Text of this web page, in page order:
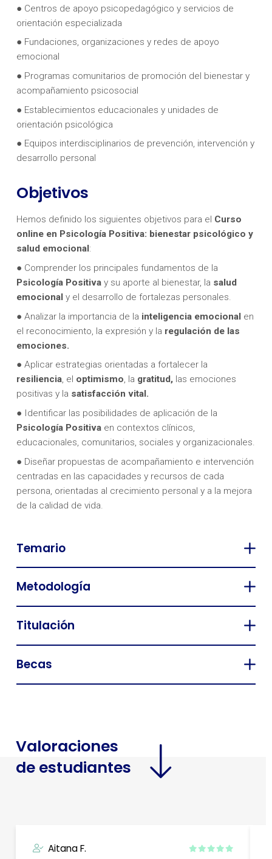
● Centros de apoyo psicopedagógico y servicios de
orientación especializada
● Fundaciones, organizaciones y redes de apoyo
emocional
● Programas comunitarios de promoción del bienestar y
acompañamiento psicosocial
● Establecimientos educacionales y unidades de
orientación psicológica
● Equipos interdisciplinarios de prevención, intervención y
desarrollo personal
Objetivos
Hemos definido los siguientes objetivos para el Curso
online en Psicología Positiva: bienestar psicológico y
salud emocional:
● Comprender los principales fundamentos de la
Psicología Positiva y su aporte al bienestar, la salud
emocional y el desarrollo de fortalezas personales.
● Analizar la importancia de la inteligencia emocional en
el reconocimiento, la expresión y la regulación de las
emociones.
● Aplicar estrategias orientadas a fortalecer la
resiliencia, el optimismo, la gratitud,las emociones
positivas y la satisfacción vital.
● Identificar las posibilidades de aplicación de la
Psicología Positiva en contextos clínicos,
educacionales, comunitarios, sociales y organizacionales.
● Diseñar propuestas de acompañamiento e intervención
centradas en las capacidades y recursos de cada
persona, orientadas al crecimiento personal y a la mejora
de la calidad de vida.
Temario
Metodología
Titulación
Becas
Valoraciones
de estudiantes
Aitana F.